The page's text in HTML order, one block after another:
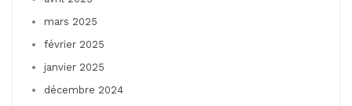
mars 2025
février 2025
janvier 2025
décembre 2024